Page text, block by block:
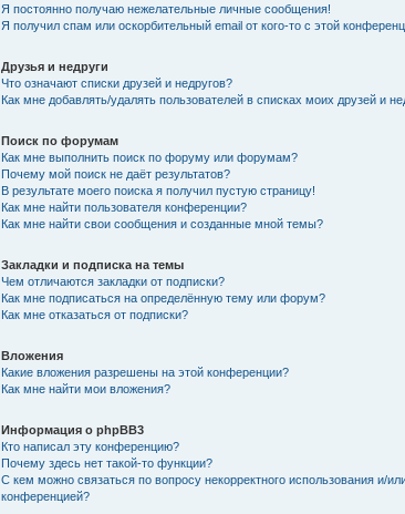
Я постоянно получаю нежелательные личные сообщения!
Я получил спам или оскорбительный email от кого-то с этой
Друзья и недруги
Что означают списки друзей и недругов?
Как мне добавлять/удалять пользователей в списках моих друзей и
Поиск по форумам
Как мне выполнить поиск по форуму или форумам?
Почему мой поиск не даёт результатов?
В результате моего поиска я получил пустую страницу!
Как мне найти пользователя конференции?
Как мне найти свои сообщения и созданные мной темы?
Закладки и подписка на темы
Чем отличаются закладки от подписки?
Как мне подписаться на определённую тему или форум?
Как мне отказаться от подписки?
Вложения
Какие вложения разрешены на этой конференции?
Как мне найти мои вложения?
Информация о phpBB3
Кто написал эту конференцию?
Почему здесь нет такой-то функции?
С кем можно связаться по вопросу некорректного использования и/
конференцией?